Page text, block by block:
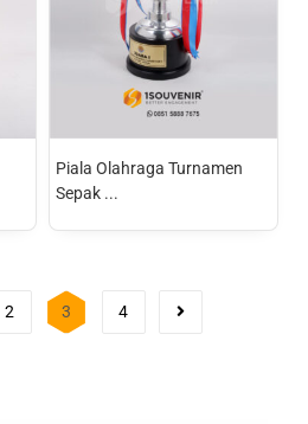
Piala Olahraga Turnamen
Sepak ...
2 3 4